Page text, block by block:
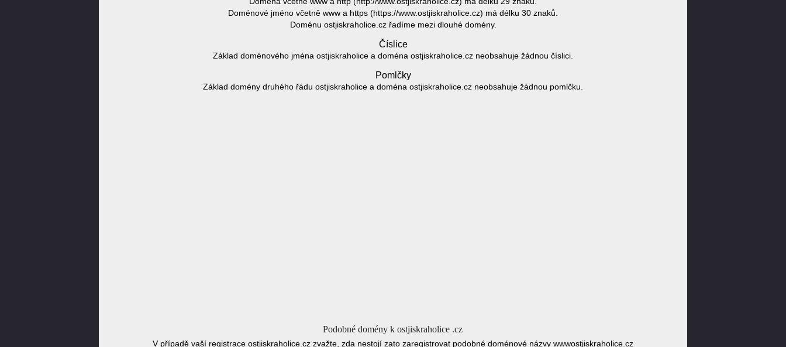
Doménové jméno včetně www a https (https://www.ostjiskraholice.cz) má délku 30 znaků.
Doménu ostjiskraholice.cz řadíme mezi dlouhé domény.
Číslice
Základ doménového jména ostjiskraholice a doména ostjiskraholice.cz neobsahuje žádnou číslici.
Pomlčky
Základ domény druhého řádu ostjiskraholice a doména ostjiskraholice.cz neobsahuje žádnou pomlčku.
Podobné domény k ostjiskraholice .cz
V případě vaší registrace ostjiskraholice.cz zvažte, zda nestojí zato zaregistrovat podobné doménové názvy wwwostjiskraholice.cz